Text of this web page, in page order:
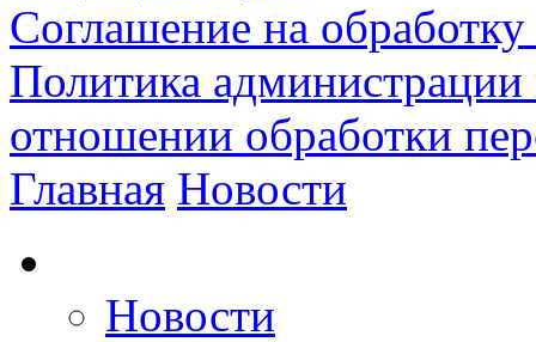
Соглашение на
Политика
отношении обработки
Главная Новости
Новости